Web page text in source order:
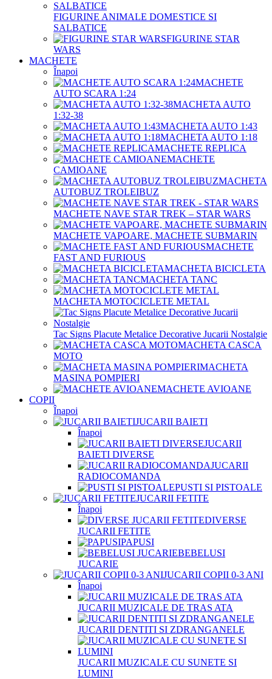
FIGURINE ANIMALE DOMESTICE SI
SALBATICE
FIGURINE STAR
WARS
MACHETE
Înapoi
MACHETE
AUTO SCARA 1:24
MACHETA AUTO
1:32-38
MACHETA AUTO 1:43
MACHETA AUTO 1:18
MACHETE REPLICA
MACHETE
CAMIOANE
MACHETA
AUTOBUZ TROLEIBUZ
MACHETE NAVE STAR TREK – STAR WARS
MACHETE VAPOARE, MACHETE SUBMARIN
MACHETE
FAST AND FURIOUS
MACHETA BICICLETA
MACHETA TANC
MACHETA MOTOCICLETE METAL
Tac Signs Placute Metalice Decorative Jucarii Nostalgie
MACHETA CASCA
MOTO
MACHETA
MASINA POMPIERI
MACHETE AVIOANE
COPII
Înapoi
JUCARII BAIETI
Înapoi
JUCARII
BAIETI DIVERSE
JUCARII
RADIOCOMANDA
PUSTI SI PISTOALE
JUCARII FETITE
Înapoi
DIVERSE
JUCARII FETITE
PAPUSI
BEBELUSI
JUCARIE
JUCARII COPII 0-3 ANI
Înapoi
JUCARII MUZICALE DE TRAS ATA
JUCARII DENTITI SI ZDRANGANELE
JUCARII MUZICALE CU SUNETE SI
LUMINI